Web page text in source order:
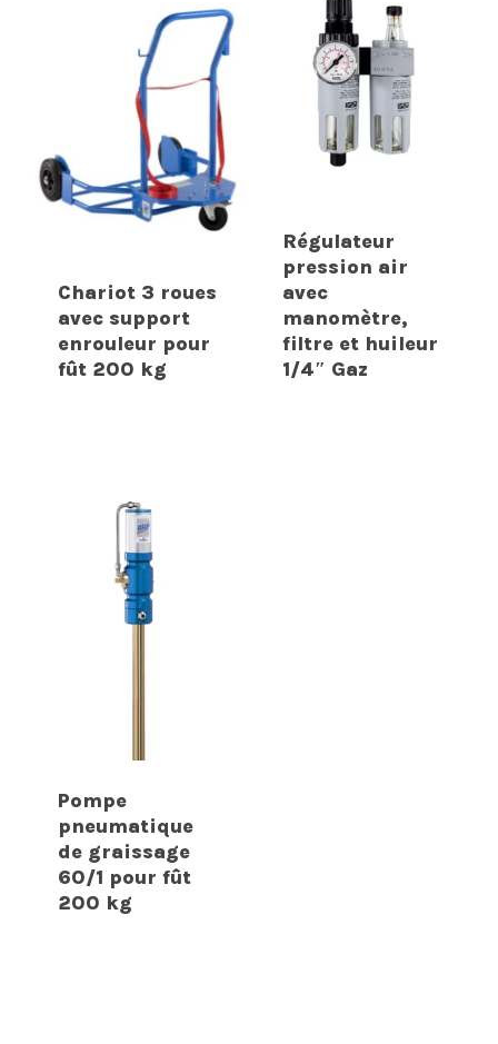
Chariot 3 roues
avec support
enrouleur pour
fût 200 kg
Régulateur
pression air
avec
manomètre,
filtre et huileur
1/4″ Gaz
Pompe
pneumatique
de graissage
60/1 pour fût
200 kg